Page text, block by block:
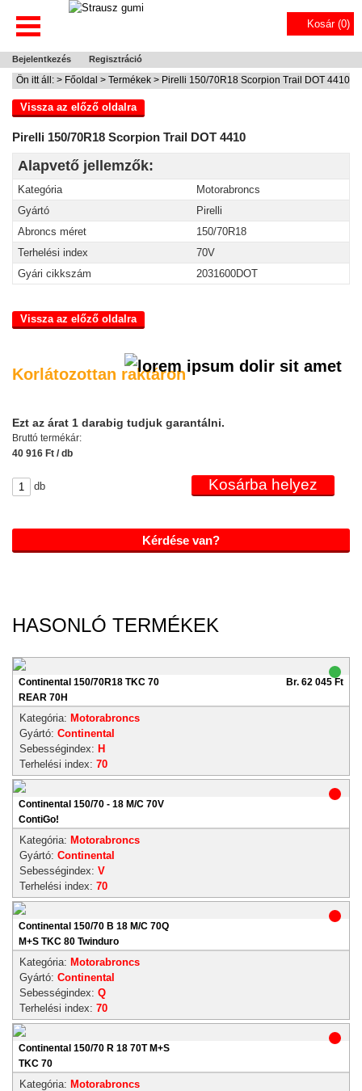
Kosár (0)
Bejelentkezés Regisztráció
Ön itt áll: > Főoldal > Termékek > Pirelli 150/70R18 Scorpion Trail DOT 4410
Vissza az előző oldalra
Pirelli 150/70R18 Scorpion Trail DOT 4410
Alapvető jellemzők:
Kategória
Motorabroncs
Gyártó
Pirelli
Abroncs méret
150/70R18
Terhelési index
70V
Gyári cikkszám
2031600DOT
Vissza az előző oldalra
Korlátozottan raktáron
Ezt az árat 1 darabig tudjuk garantálni.
Bruttó termékár:
40 916 Ft / db
db
Kérdése van?
HASONLÓ TERMÉKEK
Continental 150/70R18 TKC 70
REAR 70H
Br. 62 045 Ft
Kategória: Motorabroncs
Gyártó: Continental
Sebességindex: H
Terhelési index: 70
Continental 150/70 - 18 M/C 70V
ContiGo!
Kategória: Motorabroncs
Gyártó: Continental
Sebességindex: V
Terhelési index: 70
Continental 150/70 B 18 M/C 70Q
M+S TKC 80 Twinduro
Kategória: Motorabroncs
Gyártó: Continental
Sebességindex: Q
Terhelési index: 70
Continental 150/70 R 18 70T M+S
TKC 70
Kategória: Motorabroncs